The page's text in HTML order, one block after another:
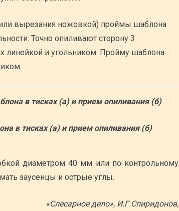
вырезания ножовкой) проймы шаблона
Точно опиливают сторону 3
линейкой и угольником. Пройму шаблона
в тисках (а) и прием опиливания (б)
диаметром 40 мм или по контрольному
заусенцы и острые углы.
«Слесарное дело», И.Г.Спиридонов,